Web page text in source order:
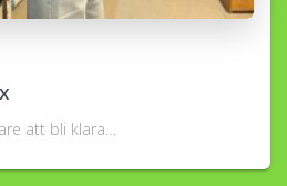
att bli klara…